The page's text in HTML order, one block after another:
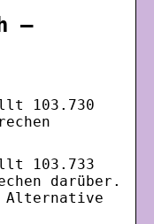
–
103.730
103.733
darüber.
Alternative